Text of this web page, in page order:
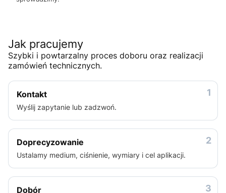
Jak pracujemy
Szybki i powtarzalny proces doboru oraz realizacji
zamówień technicznych.
1
Kontakt
Wyślij zapytanie lub zadzwoń.
2
Doprecyzowanie
Ustalamy medium, ciśnienie, wymiary i cel aplikacji.
3
Dobór